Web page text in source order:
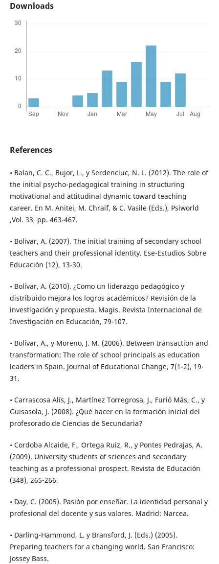
Downloads
References
• Balan, C. C., Bujor, L., y Serdenciuc, N. L. (2012). The role of
the initial psycho-pedagogical training in structuring
motivational and attitudinal dynamic toward teaching
career. En M. Anitei, M. Chraif, & C. Vasile (Eds.), Psiworld
,Vol. 33, pp. 463-467.
• Bolivar, A. (2007). The initial training of secondary school
teachers and their professional identity. Ese-Estudios Sobre
Educación (12), 13-30.
• Bolívar, A. (2010). ¿Como un liderazgo pedagógico y
distribuido mejora los logros académicos? Revisión de la
investigación y propuesta. Magis. Revista Internacional de
Investigación en Educación, 79-107.
• Bolívar, A., y Moreno, J. M. (2006). Between transaction and
transformation: The role of school principals as education
leaders in Spain. Journal of Educational Change, 7(1-2), 19-
31.
• Carrascosa Alís, J., Martínez Torregrosa, J., Furió Más, C., y
Guisasola, J. (2008). ¿Qué hacer en la formación inicial del
profesorado de Ciencias de Secundaria?
• Cordoba Alcaide, F., Ortega Ruiz, R., y Pontes Pedrajas, A.
(2009). University students of sciences and secondary
teaching as a professional prospect. Revista de Educación
(348), 265-266.
• Day, C. (2005). Pasión por enseñar. La identidad personal y
profesional del docente y sus valores. Madrid: Narcea.
• Darling-Hammond, L. y Bransford, J. (Eds.) (2005).
Preparing teachers for a changing world. San Francisco:
Jossey Bass.